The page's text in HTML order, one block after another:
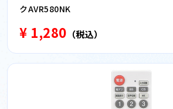
クAVR580NK
¥ 1,280 （税込）